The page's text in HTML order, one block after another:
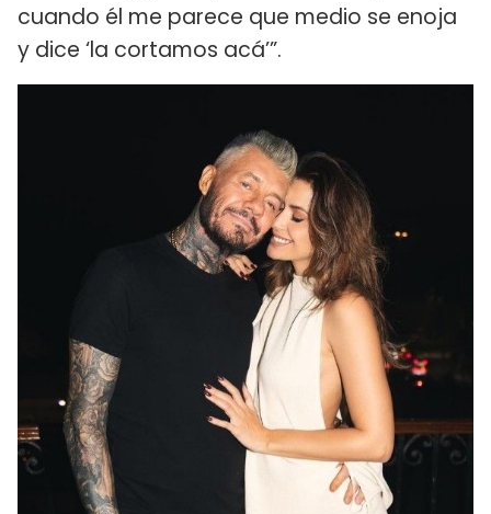
cuando él me parece que medio se enoja
y dice ‘la cortamos acá’”.